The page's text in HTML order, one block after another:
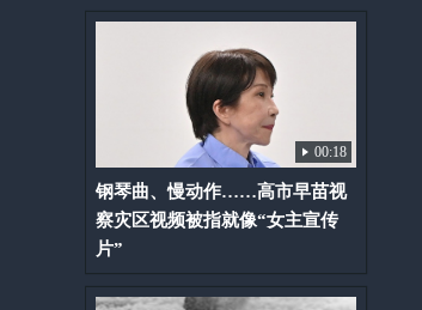
00:18
钢琴曲、慢动作……高市早苗视
察灾区视频被指就像“女主宣传
片”